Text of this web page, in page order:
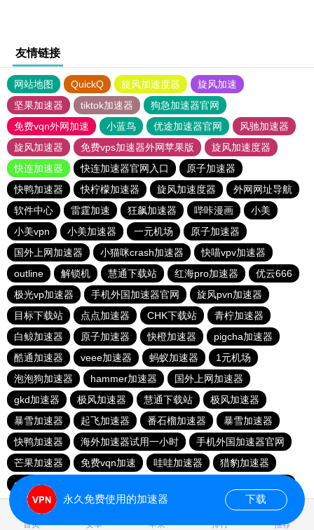
友情链接
网站地图 QuickQ 旋风加速度器
旋风加速
坚果加速器
tiktok加速器
狗急加速器官网
免费vqn外网加速
小蓝鸟 优途加速器官网
风驰加速器
旋风加速器
免费vps加速器外网苹果版
旋风加速度器
快连加速器
快连加速器官网入口
原子加速器
快鸭加速器
快柠檬加速器 旋风加速度器
外网网址导航
软件中心
雷霆加速 狂飙加速器 哔咔漫画
小美
小美vpn
小美加速器 一元机场
原子加速器
国外上网加速器
小猫咪crash加速器
快喵vpv加速器
outline
解锁机 慧通下载站 红海pro加速器
优云666
极光vp加速器
手机外国加速器官网
旋风pvn加速器
目标下载站
点点加速器 CHK下载站
青柠加速器
白鲸加速器
原子加速器 快橙加速器
pigcha加速器
酷通加速器
veee加速器 蚂蚁加速器
1元机场
泡泡狗加速器
hammer加速器
国外上网加速器
gkd加速器
极风加速器 慧通下载站
极风加速器
暴雪加速器
起飞加速器 番石榴加速器
暴雪加速器
快鸭加速器
海外加速器试用一小时
手机外国加速器官网
芒果加速器
免费vqn加速 哇哇加速器
猎豹加速器
gkd加速器
首页 安卓 苹果 排行 推荐
永久免费使用的加速器 下载
0.062438s